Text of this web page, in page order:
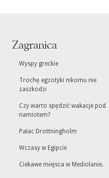
Zagranica
Wyspy greckie
Trochę egzotyki nikomu nie
zaszkodzi
Czy warto spędzić wakacje pod
namiotem?
Pałac Drottningholm
Wczasy w Egipcie
Ciekawe miejsca w Mediolanie.